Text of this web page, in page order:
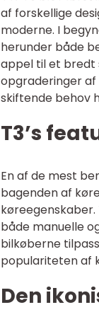
af forskellige
moderne. I
herunder både
appel til et bredt
opgraderinger
skiftende behov
T3’s
En af de mest
bagenden af
både manuelle
bilkøberne
populariteten af
Den